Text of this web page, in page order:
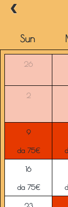
Sun
26
2
9
da 75€
16
da 75€